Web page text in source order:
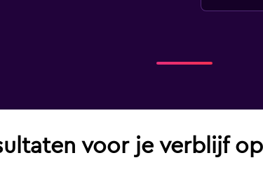
voor je verblijf